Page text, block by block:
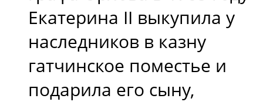
Екатерина II выкупила у
наследников в казну
гатчинское поместье и
подарила его сыну,